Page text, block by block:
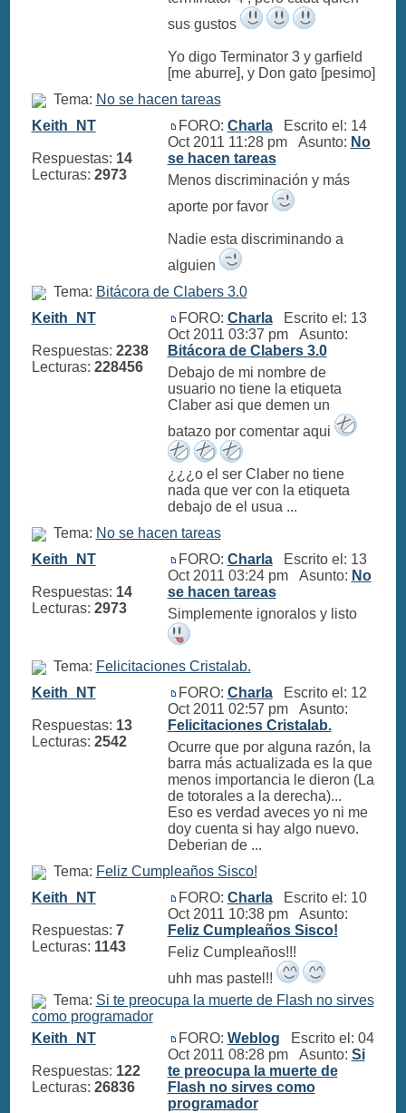
sus gustos
Yo digo Terminator 3 y garfield
[me aburre], y Don gato [pesimo]
Tema: No se hacen tareas
Keith_NT
Respuestas: 14
Lecturas: 2973
FORO: CharlaEscrito el: 14
Oct 2011 11:28 pm Asunto: No
se hacen tareas
Menos discriminación y más
aporte por favor
Nadie esta discriminando a
alguien
Tema: Bitácora de Clabers 3.0
Keith_NT
Respuestas: 2238
Lecturas: 228456
FORO: CharlaEscrito el: 13
Oct 2011 03:37 pm Asunto:
Bitácora de Clabers 3.0
Debajo de mi nombre de
usuario no tiene la etiqueta
Claber asi que demen un
batazo por comentar aqui
¿¿¿o el ser Claber no tiene
nada que ver con la etiqueta
debajo de el usua ...
Tema: No se hacen tareas
Keith_NT
Respuestas: 14
Lecturas: 2973
FORO: CharlaEscrito el: 13
Oct 2011 03:24 pm Asunto: No
se hacen tareas
Simplemente ignoralos y listo
Tema: Felicitaciones Cristalab.
Keith_NT
Respuestas: 13
Lecturas: 2542
FORO: CharlaEscrito el: 12
Oct 2011 02:57 pm Asunto:
Felicitaciones Cristalab.
Ocurre que por alguna razón, la
barra más actualizada es la que
menos importancia le dieron (La
de totorales a la derecha)...
Eso es verdad aveces yo ni me
doy cuenta si hay algo nuevo.
Deberian de ...
Tema: Feliz Cumpleaños Sisco!
Keith_NT
Respuestas: 7
Lecturas: 1143
FORO: CharlaEscrito el: 10
Oct 2011 10:38 pm Asunto:
Feliz Cumpleaños Sisco!
Feliz Cumpleaños!!!
uhh mas pastel!!
Tema: Si te preocupa la muerte de Flash no sirves
como programador
Keith_NT
Respuestas: 122
Lecturas: 26836
FORO: Weblog Escrito el: 04
Oct 2011 08:28 pm Asunto: Si
te preocupa la muerte de
Flash no sirves como
programador